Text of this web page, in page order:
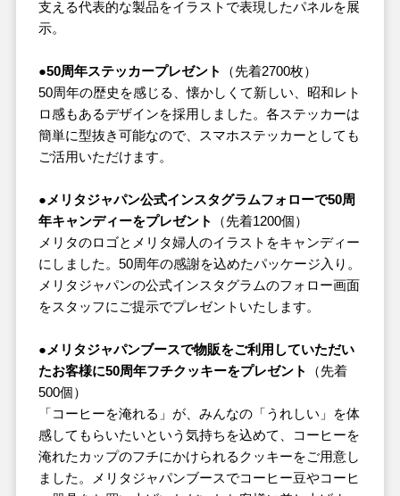
支える代表的な製品をイラストで表現したパネルを展
示。
●50周年ステッカープレゼント
（先着2700枚）
50周年の歴史を感じる、懐かしくて新しい、昭和レト
ロ感もあるデザインを採用しました。各ステッカーは
簡単に型抜き可能なので、スマホステッカーとしても
ご活用いただけます。
●メリタジャパン公式インスタグラムフォローで50周
年キャンディーをプレゼント
（先着1200個）
メリタのロゴとメリタ婦人のイラストをキャンディー
にしました。50周年の感謝を込めたパッケージ入り。
メリタジャパンの公式インスタグラムのフォロー画面
をスタッフにご提示でプレゼントいたします。
●メリタジャパンブースで物販をご利用していただい
たお客様に50周年フチクッキーをプレゼント
（先着
500個）
「コーヒーを淹れる」が、みんなの「うれしい」を体
感してもらいたいという気持ちを込めて、コーヒーを
淹れたカップのフチにかけられるクッキーをご用意し
ました。メリタジャパンブースでコーヒー豆やコーヒ